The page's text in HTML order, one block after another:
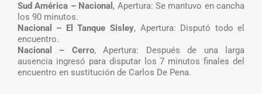
Sud América – Nacional , Apertura: Se mantuvo en cancha
los 90 minutos.
Nacional – El Tanque Sisley, Apertura: Disputó todo el
encuentro.
Nacional – Cerro, Apertura: Después de una larga
ausencia ingresó para disputar los 7 minutos finales del
encuentro en sustitución de Carlos De Pena.